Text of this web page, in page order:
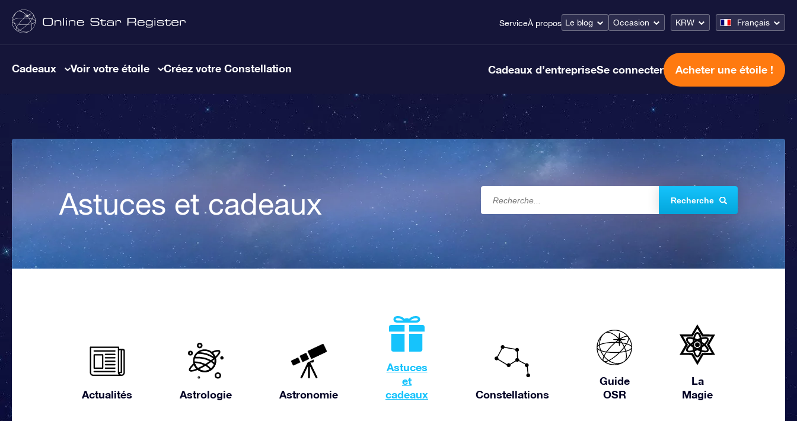
ServiceÀ propos Le blog Occasion KRW Français
Cadeaux Voir votre étoile Créez votre Constellation Cadeaux d’entrepriseSe connecter Acheter une étoile !
Astuces et cadeaux Recherche
Actualités Astrologie Astronomie
Astuces
et
cadeaux
Constellations
Guide
OSR
La
Magie